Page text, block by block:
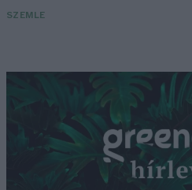
SZEMLE